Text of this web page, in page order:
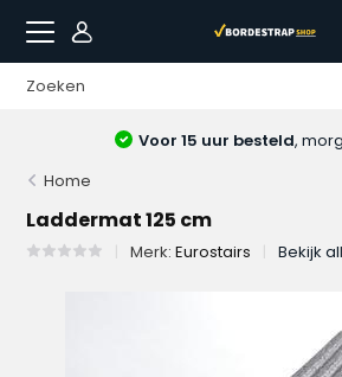
Voor 15 uur besteld,
Home
Laddermat 125 cm
Merk:Eurostairs Bekijk